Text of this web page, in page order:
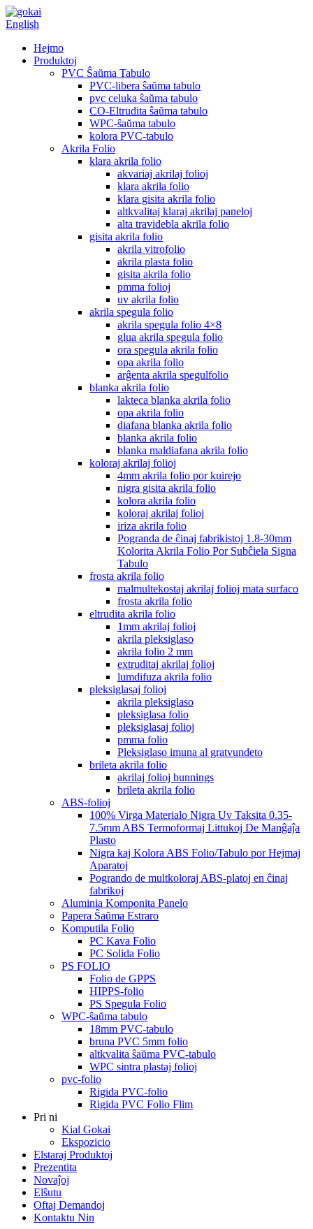
English
Hejmo
Produktoj
PVC Ŝaŭma Tabulo
PVC-libera ŝaŭma tabulo
pvc celuka ŝaŭma tabulo
CO-Eltrudita ŝaŭma tabulo
WPC-ŝaŭma tabulo
kolora PVC-tabulo
Akrila Folio
klara akrila folio
akvariaj akrilaj folioj
klara akrila folio
klara gisita akrila folio
altkvalitaj klaraj akrilaj paneloj
alta travidebla akrila folio
gisita akrila folio
akrila vitrofolio
akrila plasta folio
gisita akrila folio
pmma folioj
uv akrila folio
akrila spegula folio
akrila spegula folio 4×8
glua akrila spegula folio
ora spegula akrila folio
opa akrila folio
arĝenta akrila spegulfolio
blanka akrila folio
lakteca blanka akrila folio
opa akrila folio
diafana blanka akrila folio
blanka akrila folio
blanka maldiafana akrila folio
koloraj akrilaj folioj
4mm akrila folio por kuirejo
nigra gisita akrila folio
kolora akrila folio
koloraj akrilaj folioj
iriza akrila folio
Pogranda de ĉinaj fabrikistoj 1.8-30mm
Kolorita Akrila Folio Por Subĉiela Signa
Tabulo
frosta akrila folio
malmultekostaj akrilaj folioj mata surfaco
frosta akrila folio
eltrudita akrila folio
1mm akrilaj folioj
akrila pleksiglaso
akrila folio 2 mm
extruditaj akrilaj folioj
lumdifuza akrila folio
pleksiglasaj folioj
akrila pleksiglaso
pleksiglasa folio
pleksiglasaj folioj
pmma folio
Pleksiglaso imuna al gratvundeto
brileta akrila folio
akrilaj folioj bunnings
brileta akrila folio
ABS-folioj
100% Virga Materialo Nigra Uv Taksita 0.35-
7.5mm ABS Termoformaj Littukoj De Manĝaĵa
Plasto
Nigra kaj Kolora ABS Folio/Tabulo por Hejmaj
Aparatoj
Pogrando de multkoloraj ABS-platoj en ĉinaj
fabrikoj
Aluminia Komponita Panelo
Papera Ŝaŭma Estraro
Komputila Folio
PC Kava Folio
PC Solida Folio
PS FOLIO
Folio de GPPS
HIPPS-folio
PS Spegula Folio
WPC-ŝaŭma tabulo
18mm PVC-tabulo
bruna PVC 5mm folio
altkvalita ŝaŭma PVC-tabulo
WPC sintra plastaj folioj
pvc-folio
Rigida PVC-folio
Rigida PVC Folio Flim
Pri ni
Kial Gokai
Ekspozicio
Elstaraj Produktoj
Prezentita
Novaĵoj
Elŝutu
Oftaj Demandoj
Kontaktu Nin